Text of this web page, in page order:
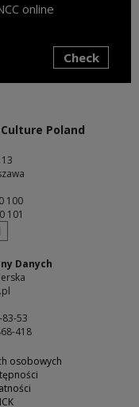
online
Check
Poland
100
101
Danych
83-53
418
osobowych